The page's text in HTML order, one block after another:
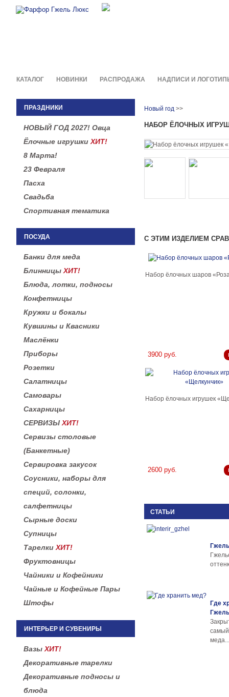
КАТАЛОГ НОВИНКИ РАСПРОДАЖА НАДПИСИ И
ПРАЗДНИКИ
НОВЫЙ ГОД 2027! Овца
Ёлочные игрушки ХИТ!
8 Марта!
23 Февраля
Пасха
Свадьба
Спортивная тематика
ПОСУДА
Банки для меда
Блинницы ХИТ!
Блюда, лотки, подносы
Конфетницы
Кружки и бокалы
Кувшины и Квасники
Маслёнки
Приборы
Розетки
Салатницы
Самовары
Сахарницы
СЕРВИЗЫ ХИТ!
Сервизы столовые
(Банкетные)
Сервировка закусок
Соусники, наборы для
специй, солонки,
салфетницы
Сырные доски
Супницы
Тарелки ХИТ!
Фруктовницы
Чайники и Кофейники
Чайные и Кофейные Пары
Штофы
ИНТЕРЬЕР И СУВЕНИРЫ
Вазы ХИТ!
Декоративные тарелки
Декоративные подносы и
блюда
Новый год >>
НАБОР ЁЛОЧНЫХ
С ЭТИМ ИЗДЕЛИЕМ
Набор ёлочных шаров
3900 руб.
Набор ёлочных игрушек
2600 руб.
СТАТЬИ
Где
Гжель
меда...